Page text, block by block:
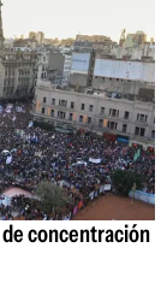
de concentración